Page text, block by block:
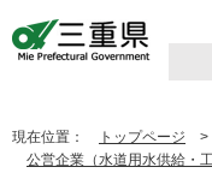
現在位置： トップページ >
公営企業（水道用水供給・